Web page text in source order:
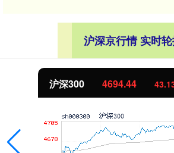
沪深京行情 实时
北证50